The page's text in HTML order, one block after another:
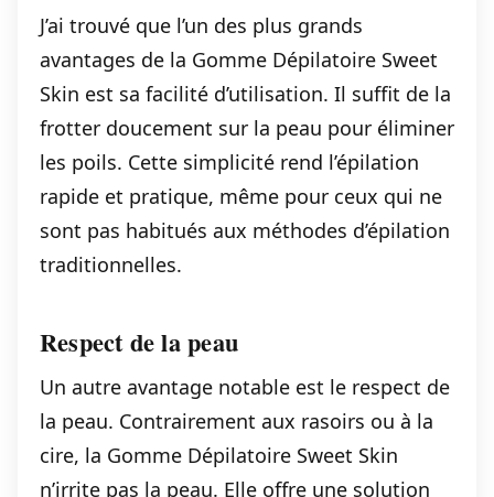
J’ai trouvé que l’un des plus grands
avantages de la Gomme Dépilatoire Sweet
Skin est sa facilité d’utilisation. Il suffit de la
frotter doucement sur la peau pour éliminer
les poils. Cette simplicité rend l’épilation
rapide et pratique, même pour ceux qui ne
sont pas habitués aux méthodes d’épilation
traditionnelles.
Respect de la peau
Un autre avantage notable est le respect de
la peau. Contrairement aux rasoirs ou à la
cire, la Gomme Dépilatoire Sweet Skin
n’irrite pas la peau. Elle offre une solution